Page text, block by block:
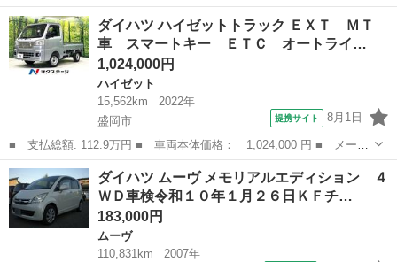
ー名： ダイハツ ■ 車種名： ロッキー ■ グレード名： プレミ
アムＧ 純正ＳＤナビ 全周囲カメラ 寒冷地仕様 衝突被害軽減シ
ステム ...
岩手 盛岡市 その他
ダイハツ ハイゼットトラック ＥＸＴ ＭＴ
車 スマートキー ＥＴＣ オートライ…
1,024,000円
ハイゼット
15,562km
2022年
盛岡市
提携サイト 8月1日
■ 支払総額: 112.9万円 ■ 車両本体価格： 1,024,000 円 ■ メーカ
ー名： ダイハツ ■ 車種名： ハイゼットトラック ■ グレード
名： ＥＸＴ ＭＴ車 スマートキー ＥＴＣ オートライト オー
ディオ ア...
岩手 盛岡市 ハイゼット
ダイハツ ムーヴ メモリアルエディション ４
ＷＤ車検令和１０年１月２６日ＫＦチ…
183,000円
ムーヴ
110,831km
2007年